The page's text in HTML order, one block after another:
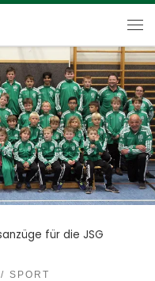
für die JSG
SPORT